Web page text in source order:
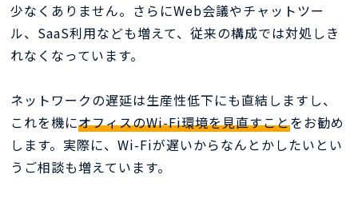
少なくありません。さらにWeb会議やチャットツー
ル、SaaS利用なども増えて、従来の構成では対処しき
れなくなっています。
ネットワークの遅延は生産性低下にも直結しますし、
これを機にオフィスのWi-Fi環境を見直すことをお勧め
します。実際に、Wi-Fiが遅いからなんとかしたいとい
うご相談も増えています。